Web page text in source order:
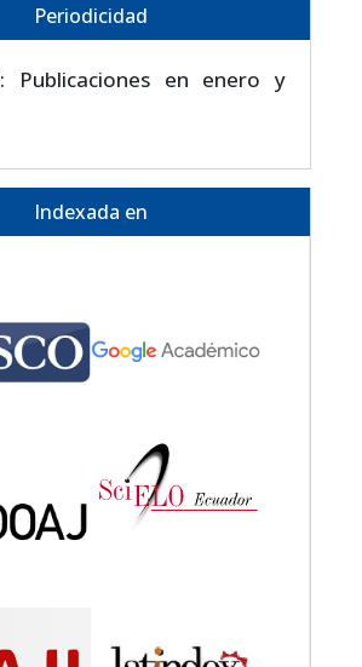
Periodicidad
: Publicaciones en enero y
Indexada en